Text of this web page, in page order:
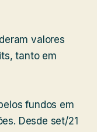
valores
tanto em
fundos em
Desde set/21